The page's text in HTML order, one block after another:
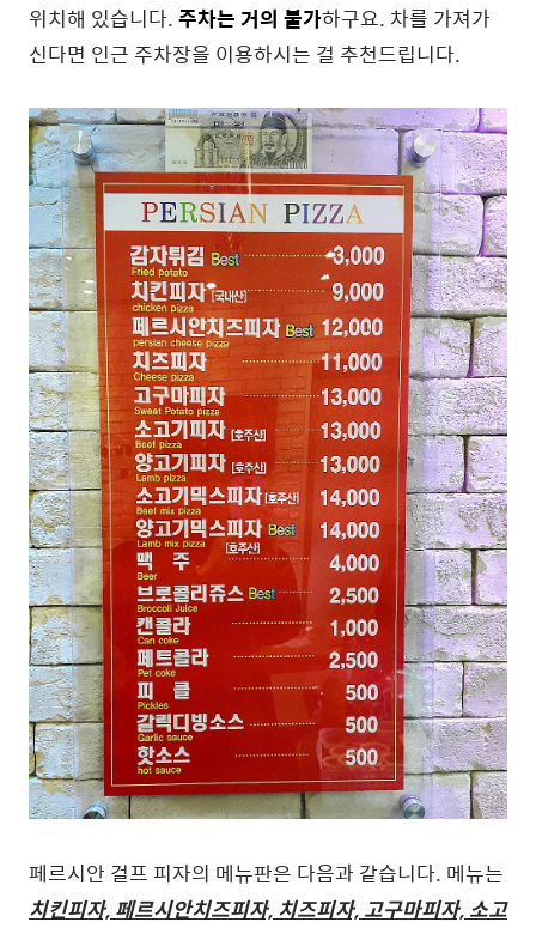
위치해 있습니다.주차는 거의 불가하구요. 차를 가져가
신다면 인근 주차장을 이용하시는 걸 추천드립니다.
페르시안 걸프 피자의 메뉴판은 다음과 같습니다. 메뉴는
치킨피자, 페르시안치즈피자, 치즈피자, 고구마피자, 소고